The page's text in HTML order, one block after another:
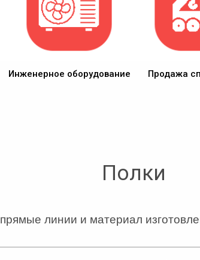
Инженерное оборудование Продажа
Полки
линии и материал